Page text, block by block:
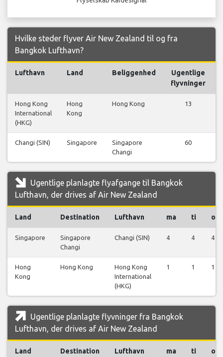
Hvilke steder flyver Air New Zealand til og fra
Bangkok Lufthavn?
Lufthavn Land Beliggenhed
Ugentlige
flyvninger
Hong Kong
International
(HKG)
Hong
Kong
Hong Kong
13
Changi (SIN) Singapore
Singapore
Changi
60
Ugentlige planlagte flyafgange til Bangkok
Lufthavn, der drives af Air New Zealand
Land Destination Lufthavn ma ti on
Singapore
Singapore
Changi
Changi (SIN) 4 4 4
Hong
Kong
Hong Kong
Hong Kong
International
(HKG)
1 1 1
Ugentlige planlagte flyvninger fra Bangkok
Lufthavn, der drives af Air New Zealand
Land Destination Lufthavn ma ti on